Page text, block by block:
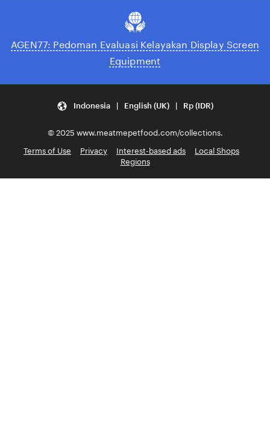
AGEN77: Pedoman Evaluasi Kelayakan Display Screen
Equipment
Indonesia | English (UK) | Rp (IDR)
© 2025 www.meatmepetfood.com/collections.
Terms of Use
Privacy Interest-based ads
Local Shops
Regions